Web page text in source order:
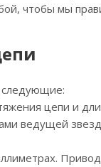
чтобы мы
следующие:
цепи и
ведущей